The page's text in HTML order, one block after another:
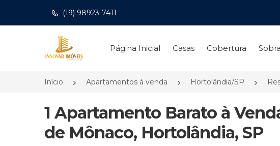
(19) 98923-7411
Página inicial
Página Inicial Casas Cobertura
Início Apartamentos à venda Hortolândia/SP
1 Apartamento Barato à
de Mônaco, Hortolândia, SP